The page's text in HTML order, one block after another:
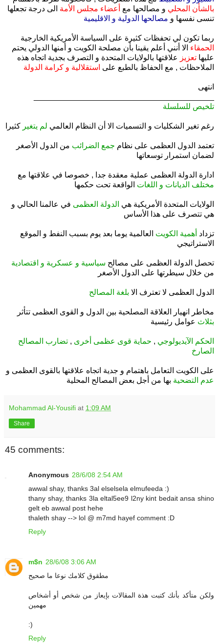
بالشأن المحلي و مصالحها مع أعضاء مجلس الأمة الى درجة تجعلها
تنسى نفسها و مصالحها الدولية و الاقليمية
ربما تكون لي تحفظات كثيرة على السياسة الأمريكية الخارجية
الحمقاء الا أنني أعلم يقينا بأن مصلحة الكويت و أمنها الدولي يحتم
عليها تعزيز علاقتها بالولايات المتحدة و التصرف بجدية اتجاه هذه
الملاحظات , مع الحفاظ بالطبع على استقلالية و كرامة الدولة
انتهى
تلخيص للسلسلة
رغم تغير الشكليات و التسميات الا أن النظام العالمي لم يتغير كثيرا
تعتمد الدول العظمى على نظام جمع الضرائب من الدول الأصغر
لضمان استمرار توسعاتها
ادارة الدولة العظمى عملية معقدة جدا , خصوصا في علاقتها مع
مختلف الديانات و اللغات الواقعة تحت حكمها
الولايات المتحدة الأمريكية هي الدولة العظمى في عالمنا الحالي و
هي تتصرف على هذا الأساس
تزداد أهمية الكويت العالمية يوما بعد يوم بسبب النفط و الموقع
الاستراتيجي
تحصل الدولة العظمى على مصالح سياسية و عسكرية و اقتصادية
من خلال سيطرتها على الدول الأصغر
الدول العظمى لا تعترف الا بلغة المصالح
مخاطر انهيار العلاقة المصلحية بين الدول و القوى العظمى تتأثر
بثلاث عوامل رئيسية
الحكم الآيديولوجي , حماية قوى عظمى أخرى , تضارب المصالح
الصارخ
على الكويت التعامل باهتمام و جدية اتجاه علاقتها بالقوى العظمى و
عدم التضحية بها من أجل بعض المصالح المحلية
Mohammad Al-Yousifi at 1:09 AM
Share
45 comments:
Anonymous 28/6/08 2:54 AM
awwal shay, thanks 3al elselsela elmufeeda :)
thany shay, thanks 3la eltal5ee9 l2ny kint bedait ansa shino
gelt eb awwal post hehe
thaleth shay --> lol @ m7md hayef comment :D
Reply
m$n 28/6/08 3:06 AM
مطقوق كلامك نوعا ما صحيح
ولكن متأكد بأنك كتبت هذة المقالات بإيعاز من شخص أو أشخاص
مهمين
:)
Reply